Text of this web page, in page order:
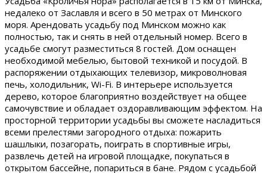
недалеко от Заславля и всего в 50 метрах от Минского
моря. Арендовать усадьбу под Минском можно как
полностью, так и снять в ней отдельный номер. Всего в
усадьбе смогут разместиться 8 гостей. Дом оснащен
необходимой мебелью, бытовой техникой и посудой. В
распоряжении отдыхающих телевизор, микроволновая
печь, холодильник, Wi-Fi. В интерьере используется
дерево, которое благоприятно воздействует на общее
самочувствие и обладает оздоравливающим эффектом. На
просторной территории усадьбы вы сможете насладиться
всеми прелестями загородного отдыха: пожарить
шашлыки, позагорать, поиграть в спортивные игры,
развлечь детей на игровой площадке, покупаться в
открытом бассейне, попариться в бане. Рядом с усадьбой